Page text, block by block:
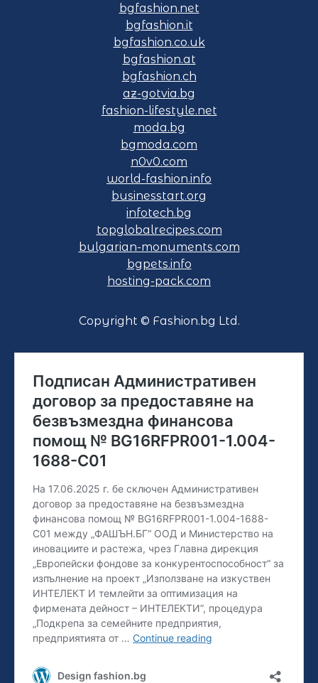
bgfashion.net
bgfashion.it
bgfashion.co.uk
bgfashion.at
bgfashion.ch
az-gotvia.bg
fashion-lifestyle.net
moda.bg
bgmoda.com
n0v0.com
world-fashion.info
businesstart.org
infotech.bg
topglobalrecipes.com
bulgarian-monuments.com
bgpets.info
hosting-pack.com
Copyright © Fashion.bg Ltd.